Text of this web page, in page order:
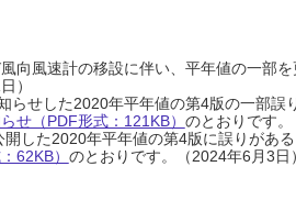
向風速計の移設に伴い、平年値の一部
）
らせした2020年平年値の第4版の一部
せ（PDF形式：121KB） のとおりです。
した2020年平年値の第4版に誤りがあ
62KB） のとおりです。（2024年6月3日）